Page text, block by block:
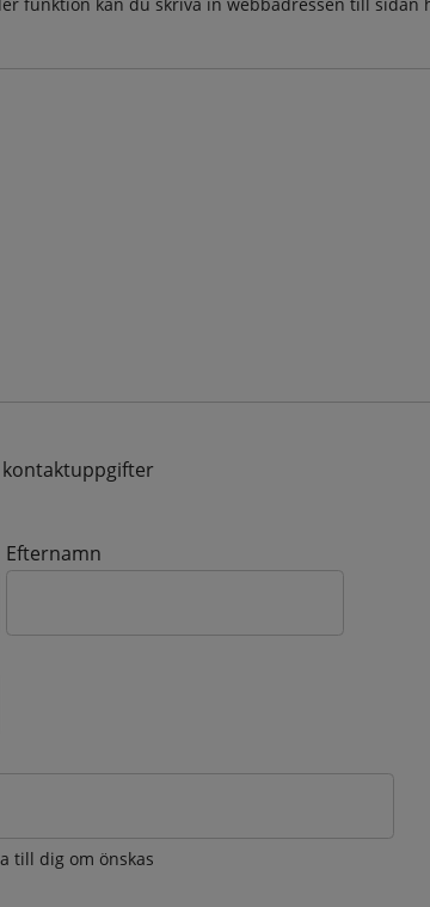
Efternamn
till dig om önskas